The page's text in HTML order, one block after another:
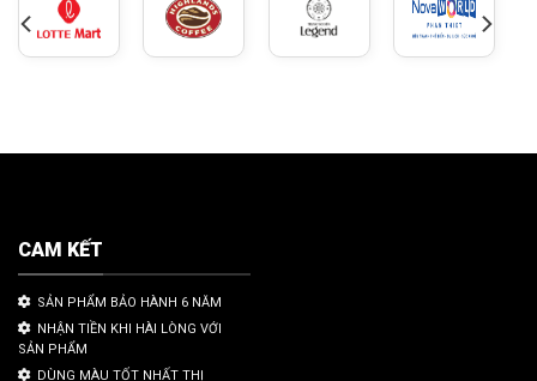
CAM KẾT
SẢN PHẨM BẢO HÀNH 6 NĂM
NHẬN TIỀN KHI HÀI LÒNG VỚI
SẢN PHẨM
DÙNG MÀU TỐT NHẤT THỊ